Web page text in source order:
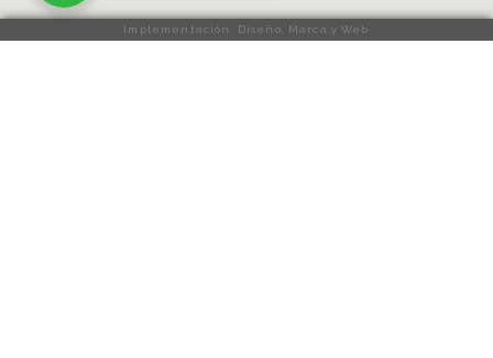
Implementación: Diseño, Marca y Web